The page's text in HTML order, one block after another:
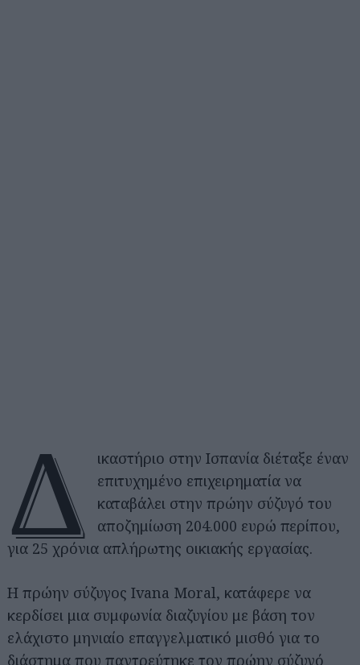
Δ
ικαστήριο στην Ισπανία διέταξε έναν
επιτυχημένο επιχειρηματία να
καταβάλει στην πρώην σύζυγό του
αποζημίωση 204.000 ευρώ περίπου,
για 25 χρόνια απλήρωτης οικιακής εργασίας.
Η πρώην σύζυγος Ivana Moral, κατάφερε να
κερδίσει μια συμφωνία διαζυγίου με βάση τον
ελάχιστο μηνιαίο επαγγελματικό μισθό για το
διάστημα που παντρεύτηκε τον πρώην σύζυγό